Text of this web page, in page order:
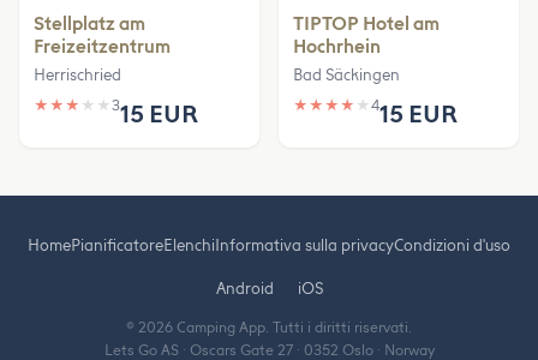
Stellplatz am
Freizeitzentrum
Herrischried
★ ★ ★ ★ ★ 315 EUR
TIPTOP Hotel am
Hochrhein
Bad Säckingen
★ ★ ★ ★ ★ 415 EUR
HomePianificatoreElenchiInformativa sulla privacyCondizioni d'uso
Android iOS
© 2026 Camping App. Tutti i diritti riservati.
Lets Go AS · Oscars Gate 27 · 0352 Oslo · Norway